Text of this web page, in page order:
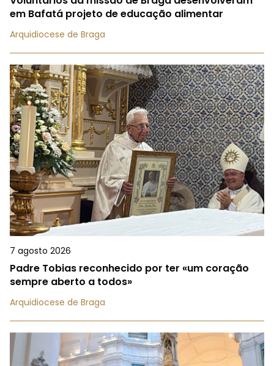
em Bafatá projeto de educação alimentar
Arquidiocese de Braga
7 agosto 2026
Padre Tobias reconhecido por ter «um coração
sempre aberto a todos»
Arquidiocese de Braga